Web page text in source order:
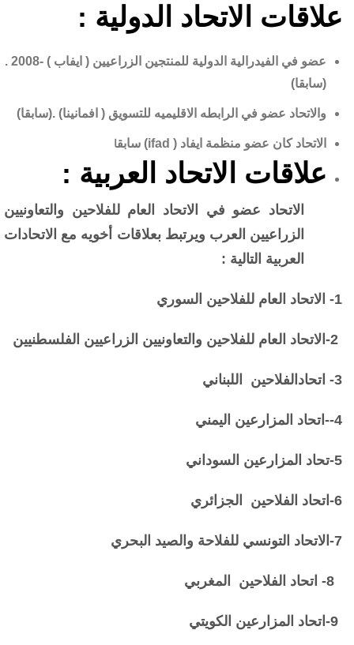
علاقات الاتحاد الدولية :
عضو في الفيدرالية الدولية للمنتجين الزراعيين ( ايفاب ) -2008 .
(سابقا)
والاتحاد عضو في الرابطه الاقليميه للتسويق ( افمانينا) .(سابقا)
الاتحاد كان عضو منظمة ايفاد ( ifad) سابق ا
علاقات الاتحاد العربية :
الاتحاد عضو في الاتحاد العام للفلاحين والتعاونيين
الزراعيين العرب ويرتبط بعلاقات أخويه مع الاتحادات
العربية التالية :
1- الاتحاد العام للفلاحين السوري
3- اتحادالفلاحين اللبناني
4--اتحاد المزارعين اليمني
5-تحاد المزارعين السوداني
6-اتحاد الفلاحين الجزائري
7-الاتحاد التونسي للفلاحة والصيد البحري